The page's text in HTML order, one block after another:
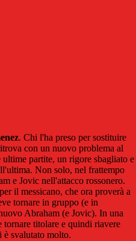
. Chi l'ha preso per sostituire
con un nuovo problema al
partite, un rigore sbagliato e
Non solo, nel frattempo
e Jovic nell'attacco rossonero.
il messicano, che ora proverà a
tornare in gruppo (e in
Abraham (e Jovic). In una
titolare e quindi riavere
è svalutato molto.